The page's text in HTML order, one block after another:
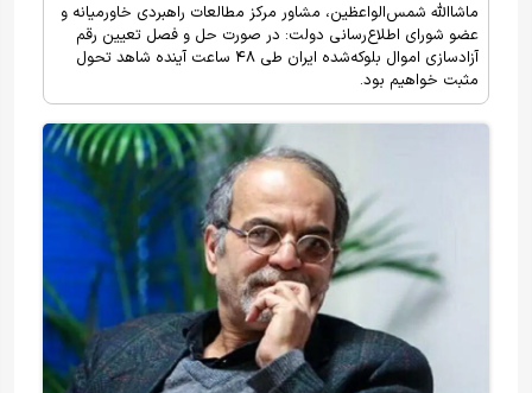
ماشاالله شمس‌الواعظین، مشاور مرکز مطالعات راهبردی خاورمیانه و
عضو شورای اطلاع‌رسانی دولت: در صورت حل و فصل تعیین رقم
آزادسازی اموال بلوکه‌شده ایران طی ۴۸ ساعت آینده شاهد تحول
مثبت خواهیم بود.